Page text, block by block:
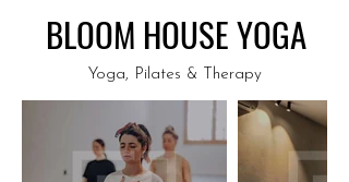
BLOOM HOUSE YOGA
Yoga, Pilates & Therapy